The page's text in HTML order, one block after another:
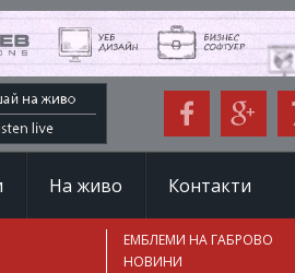
На живо Контакти
ЕМБЛЕМИ НА ГАБРОВО
НОВИНИ